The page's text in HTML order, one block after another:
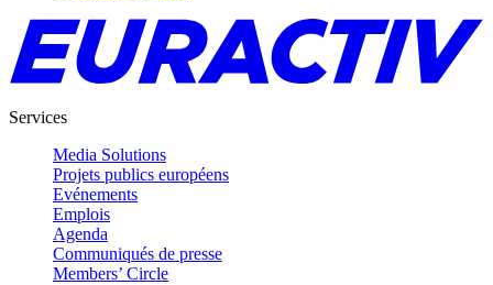
Services
Media Solutions
Projets publics européens
Evénements
Emplois
Agenda
Communiqués de presse
Members’ Circle